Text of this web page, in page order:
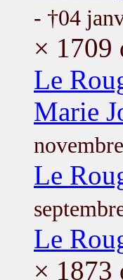
- †04
× 1709
Le
Marie
Le
Le
× 1873